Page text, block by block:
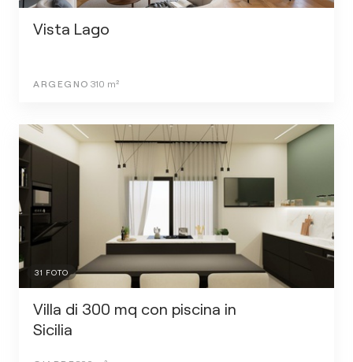
Vista Lago
ARGEGNO 310 m²
31 FOTO
Villa di 300 mq con piscina in
Sicilia